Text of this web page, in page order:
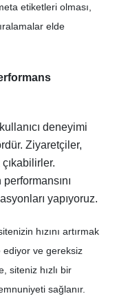
etiketleri olması,
elde
deneyimi
Ziyaretçiler,
yapıyoruz.
hızını artırmak
ediyor ve gereksiz
siteniz hızlı bir
sağlanır.